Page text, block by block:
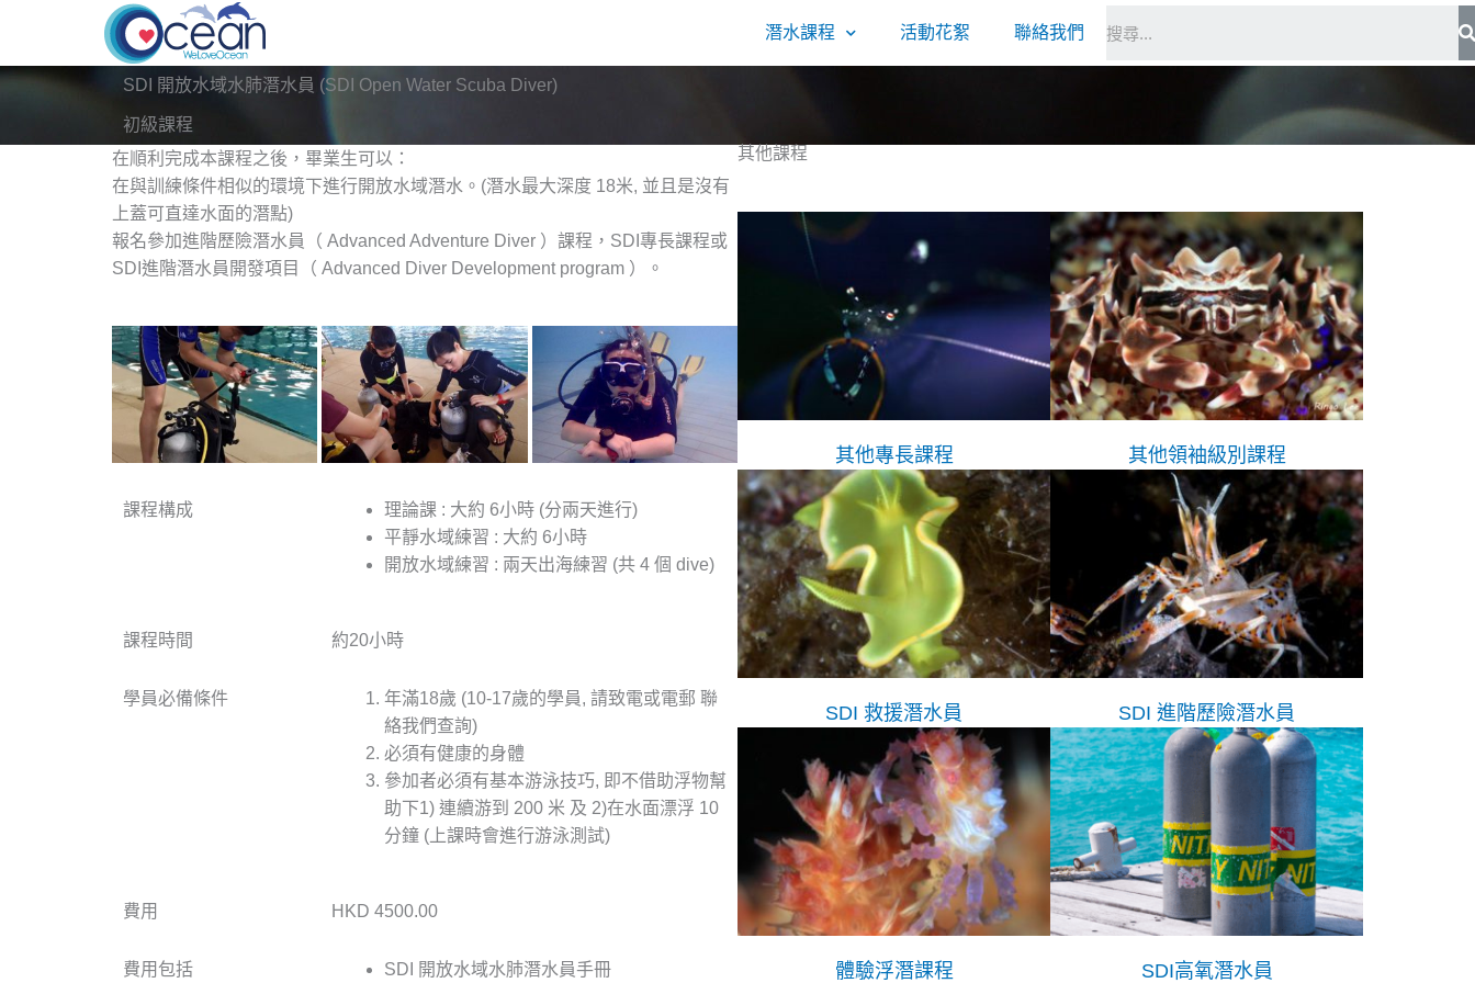
content
潛水課程 活動花絮 聯絡我們
SDI 開放水域水肺潛水員 (SDI Open Water Scuba Diver)
初級課程
在順利完成本課程之後，畢業生可以：
在與訓練條件相似的環境下進行開放水域潛水。(潛水最大深度 18米, 並且是沒有
上蓋可直達水面的潛點)
報名參加進階歷險潛水員（ Advanced Adventure Diver ）課程，SDI專長課程或
SDI進階潛水員開發項目（ Advanced Diver Development program ）。
課程構成
理論課 : 大約 6小時 (分兩天進行)
平靜水域練習 : 大約 6小時
開放水域練習 : 兩天出海練習 (共 4 個 dive)
課程時間 約20小時
學員必備條件
年滿18歲 (10-17歲的學員, 請致電或電郵 聯
絡我們查詢)
必須有健康的身體
參加者必須有基本游泳技巧, 即不借助浮物幫
助下1) 連續游到 200 米 及 2)在水面漂浮 10
分鐘 (上課時會進行游泳測試)
費用 HKD 4500.00
費用包括 SDI 開放水域水肺潛水員手冊
其他課程
其他專長課程 其他領袖級別課程
SDI 救援潛水員 SDI 進階歷險潛水員
體驗浮潛課程 SDI高氧潛水員